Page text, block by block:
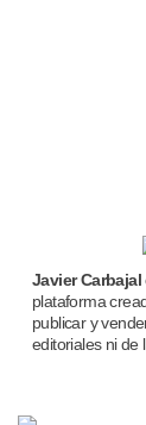
Javier Carbajal
plataforma
publicar y
editoriales ni de